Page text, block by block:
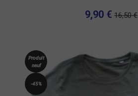
9,90 € 16,50 €
Produit
neuf
-45%